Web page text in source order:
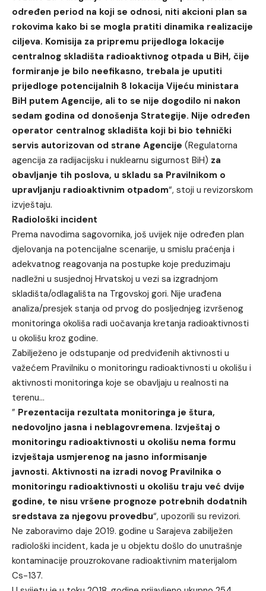
određen period na koji se odnosi, niti akcioni plan sa
rokovima kako bi se mogla pratiti dinamika realizacije
ciljeva. Komisija za pripremu prijedloga lokacije
centralnog skladišta radioaktivnog otpada u BiH, čije
formiranje je bilo neefikasno, trebala je uputiti
prijedloge potencijalnih 8 lokacija Vijeću ministara
BiH putem Agencije, ali to se nije dogodilo ni nakon
sedam godina od donošenja Strategije. Nije određen
operator centralnog skladišta koji bi bio tehnički
servis autorizovan od strane Agencije (Regulatorna
agencija za radijacijsku i nuklearnu sigurnost BiH) za
obavljanje tih poslova, u skladu sa Pravilnikom o
upravljanju radioaktivnim otpadom“, stoji u revizorskom
izvještaju.
Radiološki incident
Prema navodima sagovornika, još uvijek nije određen plan
djelovanja na potencijalne scenarije, u smislu praćenja i
adekvatnog reagovanja na postupke koje preduzimaju
nadležni u susjednoj Hrvatskoj u vezi sa izgradnjom
skladišta/odlagališta na Trgovskoj gori. Nije urađena
analiza/presjek stanja od prvog do posljednjeg izvršenog
monitoringa okoliša radi uočavanja kretanja radioaktivnosti
u okolišu kroz godine.
Zabilježeno je odstupanje od predviđenih aktivnosti u
važećem Pravilniku o monitoringu radioaktivnosti u okolišu i
aktivnosti monitoringa koje se obavljaju u realnosti na
terenu…
” Prezentacija rezultata monitoringa je štura,
nedovoljno jasna i neblagovremena. Izvještaj o
monitoringu radioaktivnosti u okolišu nema formu
izvještaja usmjerenog na jasno informisanje
javnosti. Aktivnosti na izradi novog Pravilnika o
monitoringu radioaktivnosti u okolišu traju već dvije
godine, te nisu vršene prognoze potrebnih dodatnih
sredstava za njegovu provedbu“, upozorili su revizori.
Ne zaboravimo daje 2019. godine u Sarajeva zabilježen
radiološki incident, kada je u objektu došlo do unutrašnje
kontaminacije prouzrokovane radioaktivnim materijalom
Cs-137.